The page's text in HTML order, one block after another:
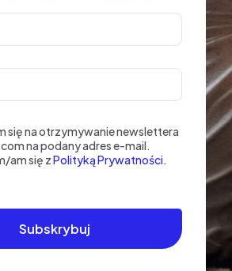
się na otrzymywanie newslettera
na podany adres e-mail.
am się zPolityką Prywatności.